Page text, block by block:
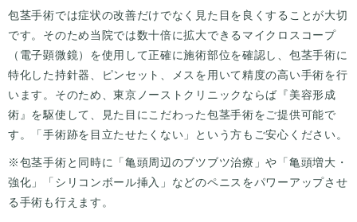
包茎手術では症状の改善だけでなく見た目を良くすることが大切
です。そのため当院では数十倍に拡大できるマイクロスコープ
（電子顕微鏡）を使用して正確に施術部位を確認し、包茎手術に
特化した持針器、ピンセット、メスを用いて精度の高い手術を行
います。そのため、東京ノーストクリニックならば『美容形成
術』を駆使して、見た目にこだわった包茎手術をご提供可能で
す。「手術跡を目立たせたくない」という方もご安心ください。
※包茎手術と同時に「亀頭周辺のブツブツ治療」や「亀頭増大・
強化」「シリコンボール挿入」などのペニスをパワーアップさせ
る手術も行えます。